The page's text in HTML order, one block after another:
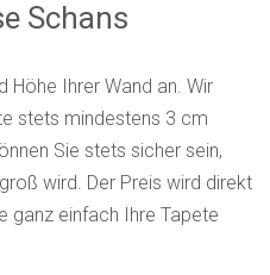
Schans
Höhe Ihrer Wand an. Wir
stets mindestens 3 cm
Sie stets sicher sein,
wird. Der Preis wird direkt
ganz einfach Ihre Tapete